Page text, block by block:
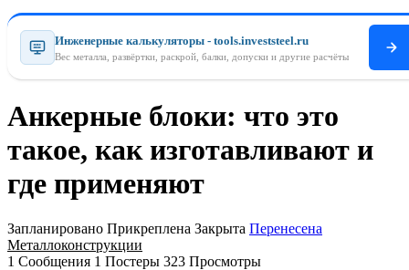
Инженерные калькуляторы - tools.investsteel.ru
Вес металла, развёртки, раскрой, балки, допуски и другие расчёты
Анкерные блоки: что это
такое, как изготавливают и
где применяют
Запланировано Прикреплена Закрыта Перенесена
Металлоконструкции
1 Сообщения 1 Постеры 323 Просмотры